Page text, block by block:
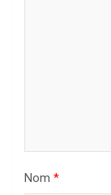
Nom *